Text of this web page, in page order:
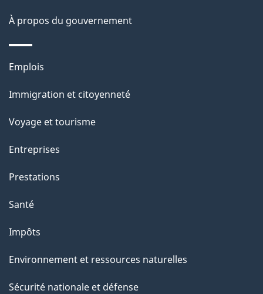
g
e
À propos du gouvernement
Thèmes
sujets
Emplois
Immigration et citoyenneté
Voyage et tourisme
Entreprises
Prestations
Santé
Impôts
Environnement et ressources naturelles
Sécurité nationale et défense